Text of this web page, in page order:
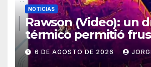
NOTICIAS
Rawson (Video): un
térmico permitió
intento de abigeato y
terminó con tres
6 DE AGOSTO DE 2026